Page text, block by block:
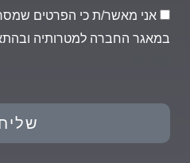
אני מאשר/ת כי הפרטים
במאגר החברה למטרותיה